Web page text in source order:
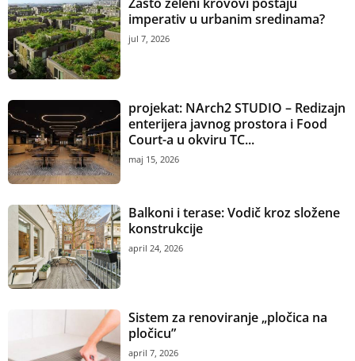
imperativ u urbanim sredinama?
jul 7, 2026
projekat: NArch2 STUDIO – Redizajn
enterijera javnog prostora i Food
Court-a u okviru TC...
maj 15, 2026
Balkoni i terase: Vodič kroz složene
konstrukcije
april 24, 2026
Sistem za renoviranje „pločica na
pločicu”
april 7, 2026